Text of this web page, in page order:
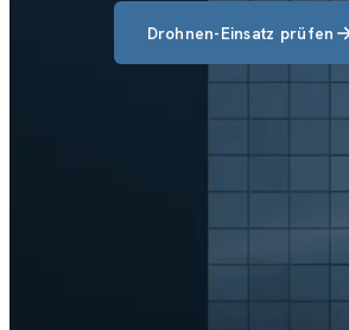
Drohnen-Einsatz prüfen